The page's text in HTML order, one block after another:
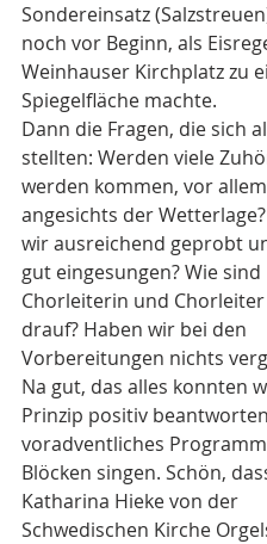
Sondereinsatz
noch vor Beginn, als
Weinhauser Kirchplatz zu
Spiegelfläche machte.
Dann die Fragen, die sich
stellten: Werden viele
werden kommen, vor allem
angesichts der
wir ausreichend geprobt
gut eingesungen? Wie sind
Chorleiterin und
drauf? Haben wir bei den
Vorbereitungen nichts
Na gut, das alles konnten
Prinzip positiv
voradventliches
Blöcken singen. Schön,
Katharina Hieke von der
Schwedischen Kirche